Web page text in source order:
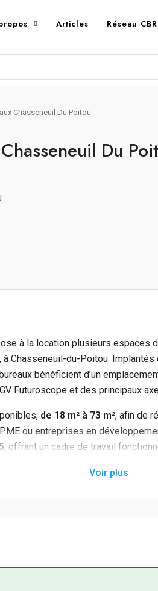
Articles Réseau
Chasseneuil Du Poitou
Du
à la location plusieurs espaces
Chasseneuil-du-Poitou.
bénéficient d’un
Futuroscope et des principaux
de 18 m² à 73 m², afin de
ou entreprises en
, offrant un cadre de travail
et à laRD910.
TGV Futuroscope.
et technologique reconnu.
Voir plus